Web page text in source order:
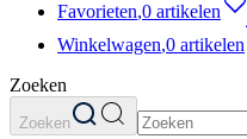
Favorieten,0 artikelen
Winkelwagen,0 artikelen
Zoeken
Zoeken